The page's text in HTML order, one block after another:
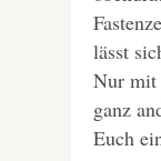
lässt
Nur mit
ganz
Euch